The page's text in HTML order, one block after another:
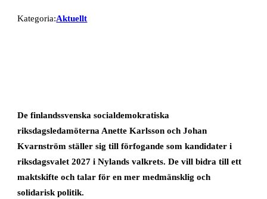
Kategoria:Aktuellt
De finlandssvenska socialdemokratiska
riksdagsledamöterna Anette Karlsson och Johan
Kvarnström ställer sig till förfogande som kandidater i
riksdagsvalet 2027 i Nylands valkrets. De vill bidra till ett
maktskifte och talar för en mer medmänsklig och
solidarisk politik.